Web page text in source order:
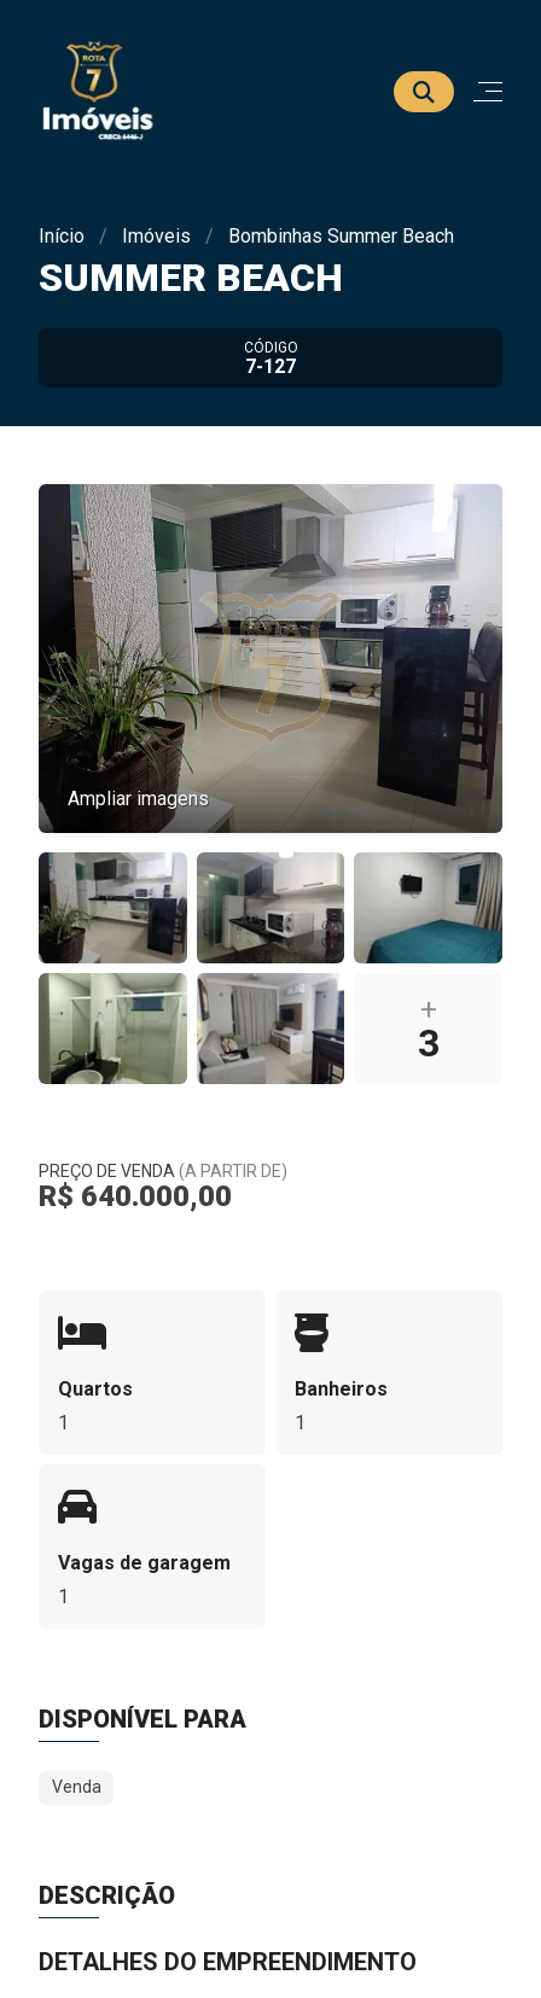
Início Imóveis Bombinhas Summer Beach
SUMMER BEACH
CÓDIGO
7-127
Ampliar imagens
+
3
PREÇO DE VENDA (A PARTIR DE)
R$ 640.000,00
Quartos
1
Banheiros
1
Vagas de garagem
1
DISPONÍVEL PARA
Venda
DESCRIÇÃO
DETALHES DO EMPREENDIMENTO